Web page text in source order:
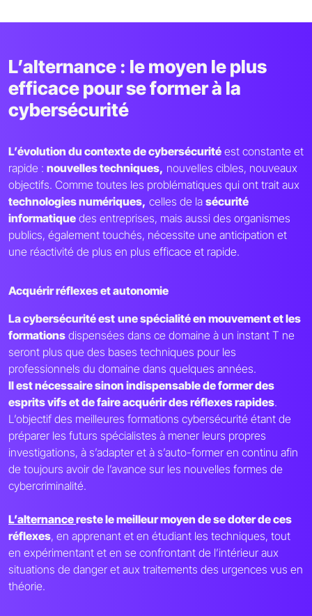
L’alternance : le moyen le plus
efficace pour se former à la
cybersécurité
L’évolution du contexte de cybersécurité est constante et
rapide : nouvelles techniques, nouvelles cibles, nouveaux
objectifs. Comme toutes les problématiques qui ont trait aux
technologies numériques, celles de la sécurité
informatique des entreprises, mais aussi des organismes
publics, également touchés, nécessite une anticipation et
une réactivité de plus en plus efficace et rapide.
Acquérir réflexes et autonomie
La cybersécurité est une spécialité en mouvement et les
formations dispensées dans ce domaine à un instant T ne
seront plus que des bases techniques pour les
professionnels du domaine dans quelques années.
Il est nécessaire sinon indispensable de former des
esprits vifs et de faire acquérir des réflexes rapides.
L’objectif des meilleures formations cybersécurité étant de
préparer les futurs spécialistes à mener leurs propres
investigations, à s’adapter et à s’auto-former en continu afin
de toujours avoir de l’avance sur les nouvelles formes de
cybercriminalité.
L’alternancereste le meilleur moyen de se doter de ces
réflexes, en apprenant et en étudiant les techniques, tout
en expérimentant et en se confrontant de l’intérieur aux
situations de danger et aux traitements des urgences vus en
théorie.